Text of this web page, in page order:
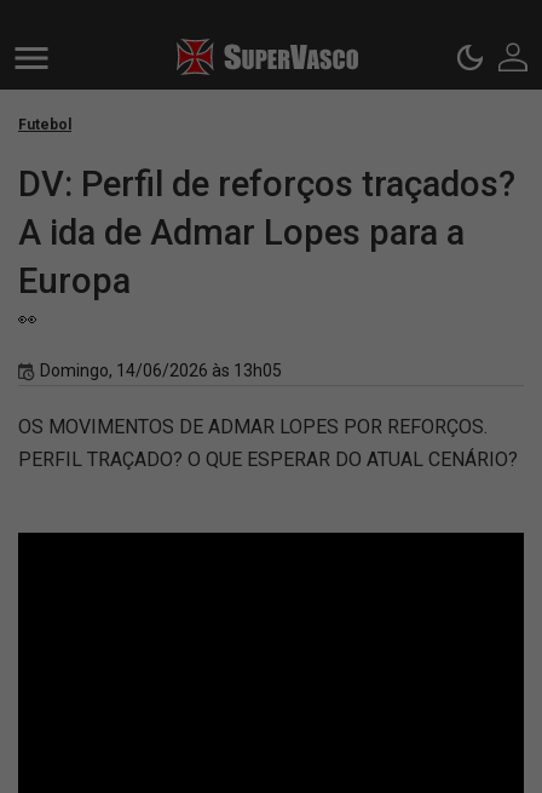
Futebol
DV: Perfil de reforços traçados?
A ida de Admar Lopes para a
Europa
👀
Domingo, 14/06/2026 às 13h05
OS MOVIMENTOS DE ADMAR LOPES POR REFORÇOS.
PERFIL TRAÇADO? O QUE ESPERAR DO ATUAL CENÁRIO?